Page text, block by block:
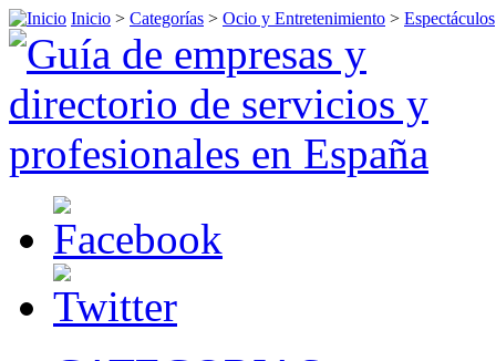
Inicio > Categorías > Ocio y Entretenimiento > Espectáculos